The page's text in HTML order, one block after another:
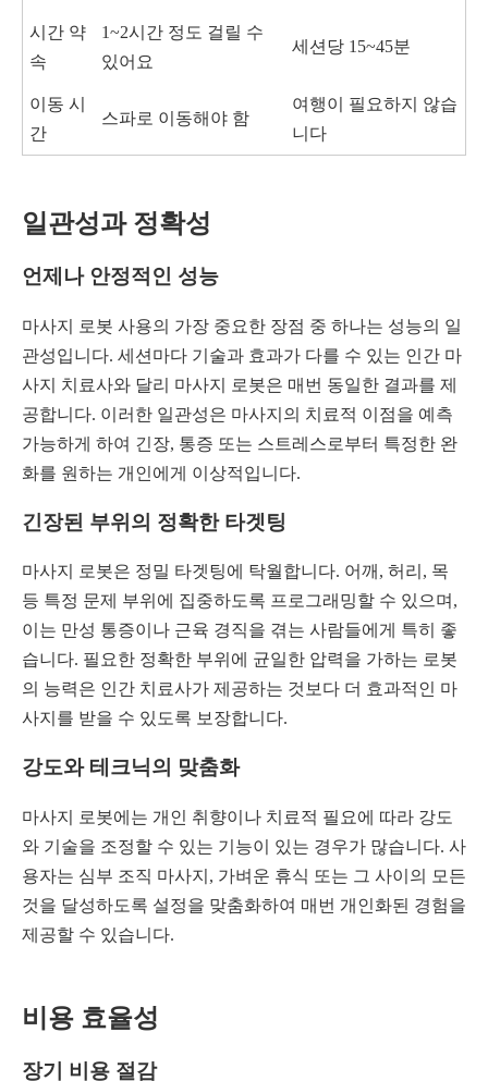
시간 약
속
1~2시간 정도 걸릴 수
있어요
세션당 15~45분
이동 시
간
스파로 이동해야 함
여행이 필요하지 않습
니다
일관성과 정확성
언제나 안정적인 성능
마사지 로봇 사용의 가장 중요한 장점 중 하나는 성능의 일
관성입니다. 세션마다 기술과 효과가 다를 수 있는 인간 마
사지 치료사와 달리 마사지 로봇은 매번 동일한 결과를 제
공합니다. 이러한 일관성은 마사지의 치료적 이점을 예측
가능하게 하여 긴장, 통증 또는 스트레스로부터 특정한 완
화를 원하는 개인에게 이상적입니다.
긴장된 부위의 정확한 타겟팅
마사지 로봇은 정밀 타겟팅에 탁월합니다. 어깨, 허리, 목
등 특정 문제 부위에 집중하도록 프로그래밍할 수 있으며,
이는 만성 통증이나 근육 경직을 겪는 사람들에게 특히 좋
습니다. 필요한 정확한 부위에 균일한 압력을 가하는 로봇
의 능력은 인간 치료사가 제공하는 것보다 더 효과적인 마
사지를 받을 수 있도록 보장합니다.
강도와 테크닉의 맞춤화
마사지 로봇에는 개인 취향이나 치료적 필요에 따라 강도
와 기술을 조정할 수 있는 기능이 있는 경우가 많습니다. 사
용자는 심부 조직 마사지, 가벼운 휴식 또는 그 사이의 모든
것을 달성하도록 설정을 맞춤화하여 매번 개인화된 경험을
제공할 수 있습니다.
비용 효율성
장기 비용 절감